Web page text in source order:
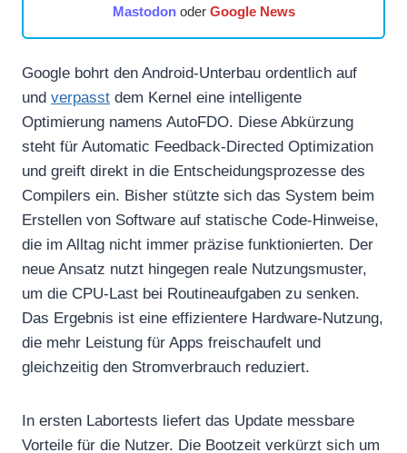
Mastodonoder Google News
Google bohrt den Android-Unterbau ordentlich auf
und verpasst dem Kernel eine intelligente
Optimierung namens AutoFDO. Diese Abkürzung
steht für Automatic Feedback-Directed Optimization
und greift direkt in die Entscheidungsprozesse des
Compilers ein. Bisher stützte sich das System beim
Erstellen von Software auf statische Code-Hinweise,
die im Alltag nicht immer präzise funktionierten. Der
neue Ansatz nutzt hingegen reale Nutzungsmuster,
um die CPU-Last bei Routineaufgaben zu senken.
Das Ergebnis ist eine effizientere Hardware-Nutzung,
die mehr Leistung für Apps freischaufelt und
gleichzeitig den Stromverbrauch reduziert.
In ersten Labortests liefert das Update messbare
Vorteile für die Nutzer. Die Bootzeit verkürzt sich um